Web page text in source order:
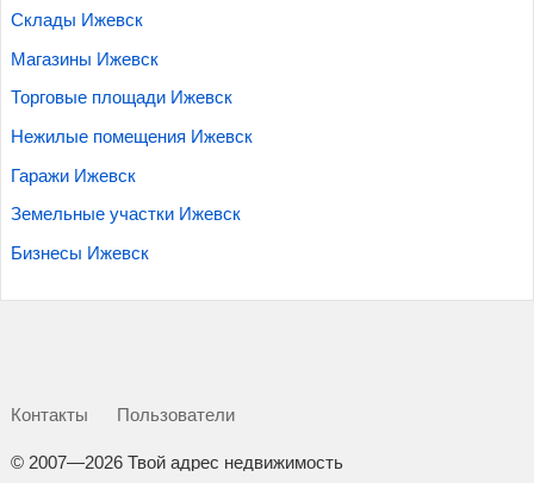
Склады Ижевск
Магазины Ижевск
Торговые площади Ижевск
Нежилые помещения Ижевск
Гаражи Ижевск
Земельные участки Ижевск
Бизнесы Ижевск
Контакты Пользователи
© 2007—2026 Твой адрес недвижимость